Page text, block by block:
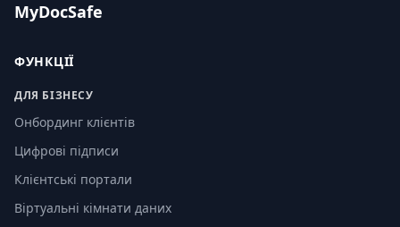
MyDocSafe
ФУНКЦІЇ
ДЛЯ БІЗНЕСУ
Онбординг клієнтів
Цифрові підписи
Клієнтські портали
Віртуальні кімнати даних